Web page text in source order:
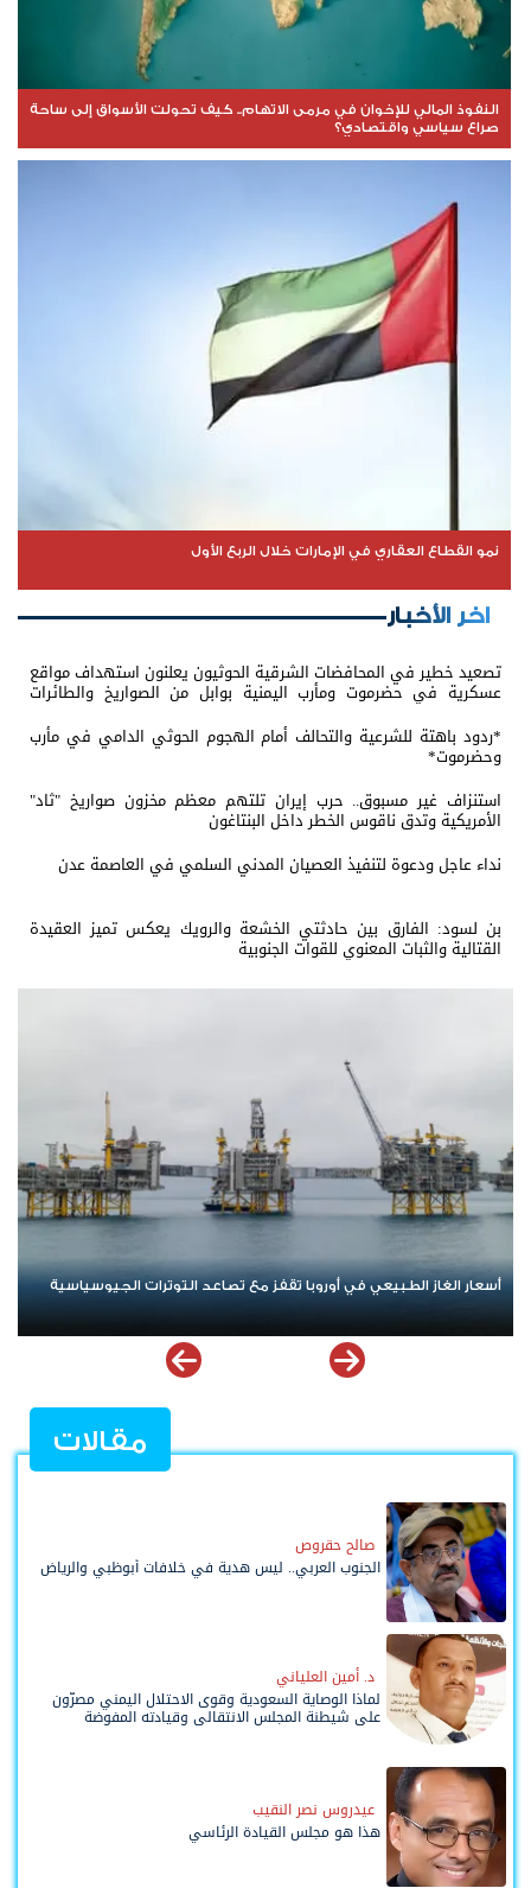
النفوذ المالي للإخوان في مرمى الاتهام.. كيف تحولت الأسواق إلى ساحة
صراع سياسي واقتصادي؟
نمو القطاع العقاري في الإمارات خلال الربع الأول
اخر الأخبار
تصعيد خطير في المحافضات الشرقية الحوثيون يعلنون استهداف مواقع
عسكرية في حضرموت ومأرب اليمنية بوابل من الصواريخ والطائرات
*ردود باهتة للشرعية والتحالف أمام الهجوم الحوثي الدامي في مأرب
وحضرموت*
استنزاف غير مسبوق.. حرب إيران تلتهم معظم مخزون صواريخ "ثاد"
الأمريكية وتدق ناقوس الخطر داخل البنتاغون
نداء عاجل ودعوة لتنفيذ العصيان المدني السلمي في العاصمة عدن
بن لسود: الفارق بين حادثتي الخشعة والرويك يعكس تميز العقيدة
القتالية والثبات المعنوي للقوات الجنوبية
النفوذ المالي للإخوان في مرمى الاتهام.. كيف تحولت الأسواق إلى ساحة
مقالات
صالح حقروص
الجنوب العربي.. ليس هدية في خلافات أبوظبي والرياض
د. أمين العلياني
لماذا الوصاية السعودية وقوى الاحتلال اليمني مصرّون
على شيطنة المجلس الانتقالي وقيادته المفوضة
عيدروس نصر النقيب
هذا هو مجلس القيادة الرئاسي